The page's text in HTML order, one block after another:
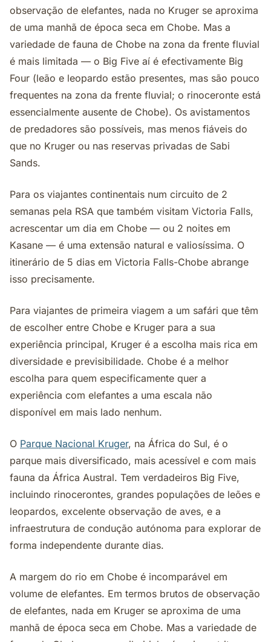
observação de elefantes, nada no Kruger se aproxima
de uma manhã de época seca em Chobe. Mas a
variedade de fauna de Chobe na zona da frente fluvial
é mais limitada — o Big Five aí é efectivamente Big
Four (leão e leopardo estão presentes, mas são pouco
frequentes na zona da frente fluvial; o rinoceronte está
essencialmente ausente de Chobe). Os avistamentos
de predadores são possíveis, mas menos fiáveis do
que no Kruger ou nas reservas privadas de Sabi
Sands.
Para os viajantes continentais num circuito de 2
semanas pela RSA que também visitam Victoria Falls,
acrescentar um dia em Chobe — ou 2 noites em
Kasane — é uma extensão natural e valiosíssima. O
itinerário de 5 dias em Victoria Falls-Chobe abrange
isso precisamente.
Para viajantes de primeira viagem a um safári que têm
de escolher entre Chobe e Kruger para a sua
experiência principal, Kruger é a escolha mais rica em
diversidade e previsibilidade. Chobe é a melhor
escolha para quem especificamente quer a
experiência com elefantes a uma escala não
disponível em mais lado nenhum.
O Parque Nacional Kruger, na África do Sul, é o
parque mais diversificado, mais acessível e com mais
fauna da África Austral. Tem verdadeiros Big Five,
incluindo rinocerontes, grandes populações de leões e
leopardos, excelente observação de aves, e a
infraestrutura de condução autónoma para explorar de
forma independente durante dias.
A margem do rio em Chobe é incomparável em
volume de elefantes. Em termos brutos de observação
de elefantes, nada em Kruger se aproxima de uma
manhã de época seca em Chobe. Mas a variedade de